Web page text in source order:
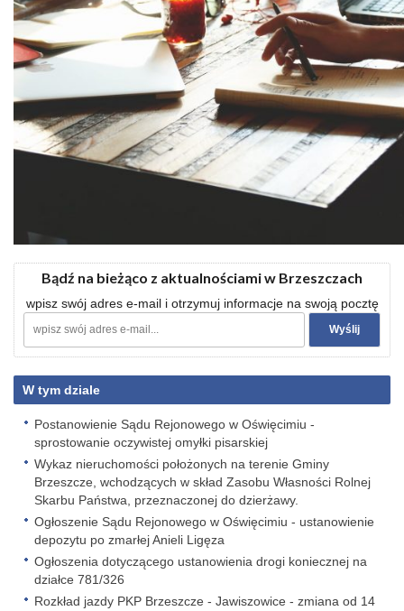
Bądź na bieżąco z aktualnościami w Brzeszczach
wpisz swój adres e-mail i otrzymuj informacje na swoją pocztę
W tym dziale
Postanowienie Sądu Rejonowego w Oświęcimiu -
sprostowanie oczywistej omyłki pisarskiej
Wykaz nieruchomości położonych na terenie Gminy
Brzeszcze, wchodzących w skład Zasobu Własności Rolnej
Skarbu Państwa, przeznaczonej do dzierżawy.
Ogłoszenie Sądu Rejonowego w Oświęcimiu - ustanowienie
depozytu po zmarłej Anieli Ligęza
Ogłoszenia dotyczącego ustanowienia drogi koniecznej na
działce 781/326
Rozkład jazdy PKP Brzeszcze - Jawiszowice - zmiana od 14